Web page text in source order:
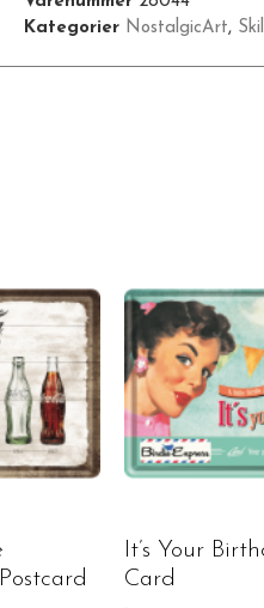
Kategorier NostalgicArt,
It’s Your
Card